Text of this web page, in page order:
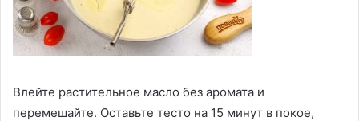
Влейте растительное масло без аромата и
перемешайте. Оставьте тесто на 15 минут в покое,